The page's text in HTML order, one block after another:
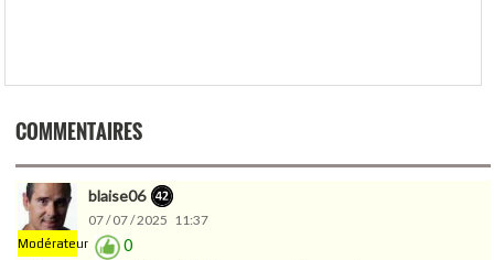
COMMENTAIRES
Modérateur
blaise06
07 / 07 / 2025 11:37
0